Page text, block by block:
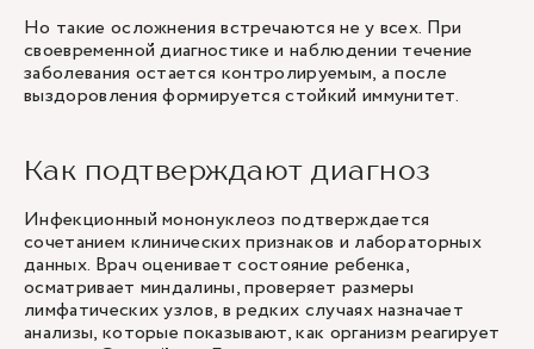
Но такие осложнения встречаются не у всех. При
своевременной диагностике и наблюдении течение
заболевания остается контролируемым, а после
выздоровления формируется стойкий иммунитет.
Как подтверждают диагноз
Инфекционный мононуклеоз подтверждается
сочетанием клинических признаков и лабораторных
данных. Врач оценивает состояние ребенка,
осматривает миндалины, проверяет размеры
лимфатических узлов, в редких случаях назначает
анализы, которые показывают, как организм реагирует